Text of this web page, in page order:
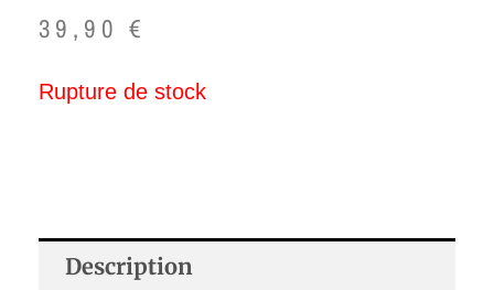
39,90€
Rupture de stock
Description